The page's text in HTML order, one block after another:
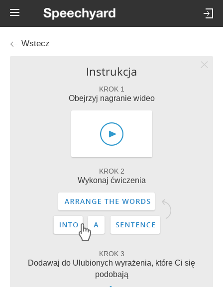
Wstecz
Instrukcja
KROK 1
Obejrzyj nagranie wideo
KROK 2
Wykonaj ćwiczenia
KROK 3
Dodawaj do Ulubionych wyrażenia, które Ci się
podobają